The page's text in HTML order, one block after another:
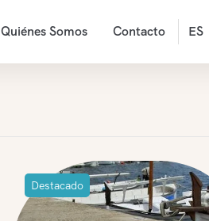
Quiénes Somos Contacto ES
Destacado